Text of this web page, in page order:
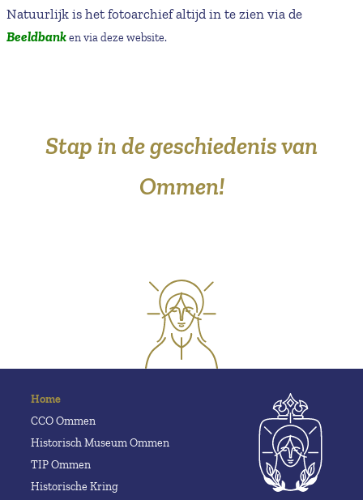
Natuurlijk is het fotoarchief altijd in te zien via de
Beeldbanken via deze website.
Stap in de geschiedenis van
Ommen!
Home
CCO Ommen
Historisch Museum Ommen
TIP Ommen
Historische Kring